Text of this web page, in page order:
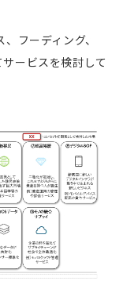
フーディング、
ービスを検討して